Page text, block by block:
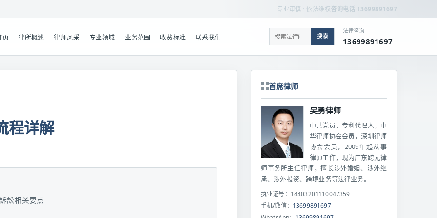
专业审慎 · 依法维权咨询电话 13699891697
页 律所概述 律师风采 专业领域 业务范围 收费标准 联系我们 搜索
法律咨询
13699891697
程详解
訟相关要点
首席律师
吴勇律师
中共党员，专利代理人，中
华律师协会会员，深圳律师
协会会员，2009年起从事
律师工作，现为广东跨元律
师事务所主任律师，擅长涉外婚姻、涉外继
承、涉外投资、跨境业务等法律业务。
执业证号：14403201110047359
手机/微信： 13699891697